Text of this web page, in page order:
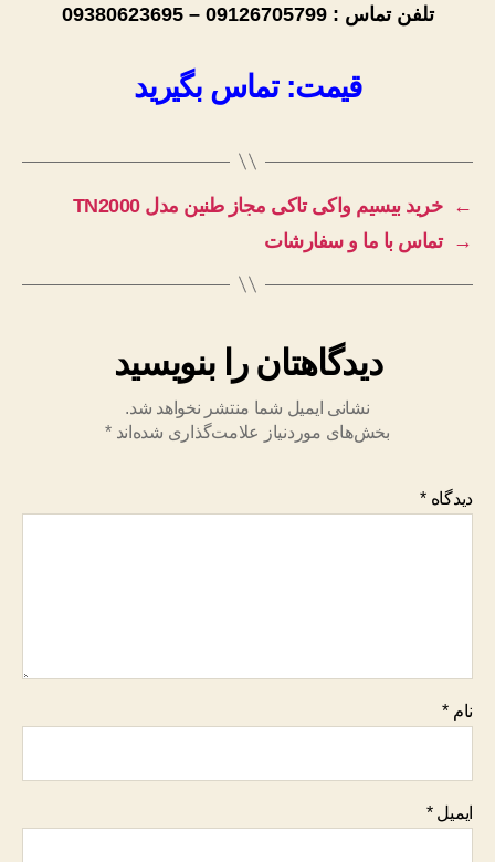
تلفن تماس : 09126705799 – 09380623695
قیمت: تماس بگیرید
←
خرید بیسیم واکی تاکی مجاز طنین مدل TN2000
→
تماس با ما و سفارشات
دیدگاهتان را بنویسید
نشانی ایمیل شما منتشر نخواهد شد.
بخش‌های موردنیاز علامت‌گذاری شده‌اند*
دیدگاه*
نام *
ایمیل*